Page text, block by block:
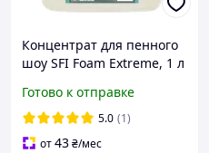
Концентрат для пенного
шоу SFI Foam Extreme, 1 л
Готово к отправке
5.0 (1)
от43₴/мес